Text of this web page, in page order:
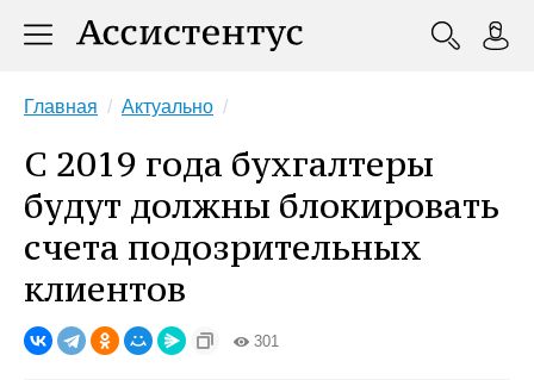
Главная Актуально
С 2019 года бухгалтеры
будут должны блокировать
счета подозрительных
клиентов
301